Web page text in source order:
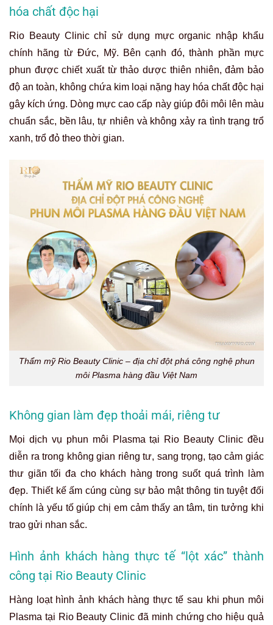
hóa chất độc hại
Rio Beauty Clinic chỉ sử dụng mực organic nhập khẩu
chính hãng từ Đức, Mỹ. Bên cạnh đó, thành phần mực
phun được chiết xuất từ thảo dược thiên nhiên, đảm bảo
độ an toàn, không chứa kim loại nặng hay hóa chất độc hại
gây kích ứng. Dòng mực cao cấp này giúp đôi môi lên màu
chuẩn sắc, bền lâu, tự nhiên và không xảy ra tình trạng trổ
xanh, trổ đỏ theo thời gian.
Thẩm mỹ Rio Beauty Clinic – địa chỉ đột phá công nghệ phun
môi Plasma hàng đầu Việt Nam
Không gian làm đẹp thoải mái, riêng tư
Mọi dịch vụ phun môi Plasma tại Rio Beauty Clinic đều
diễn ra trong không gian riêng tư, sang trọng, tạo cảm giác
thư giãn tối đa cho khách hàng trong suốt quá trình làm
đẹp. Thiết kế ấm cúng cùng sự bảo mật thông tin tuyệt đối
chính là yếu tố giúp chị em cảm thấy an tâm, tin tưởng khi
trao gửi nhan sắc.
Hình ảnh khách hàng thực tế “lột xác” thành
công tại Rio Beauty Clinic
Hàng loạt hình ảnh khách hàng thực tế sau khi phun môi
Plasma tại Rio Beauty Clinic đã minh chứng cho hiệu quả